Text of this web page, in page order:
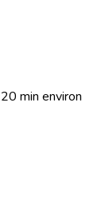
min environ